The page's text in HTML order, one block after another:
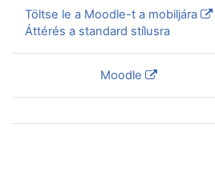
Töltse le a Moodle-t a mobiljára
Áttérés a standard stílusra
Moodle